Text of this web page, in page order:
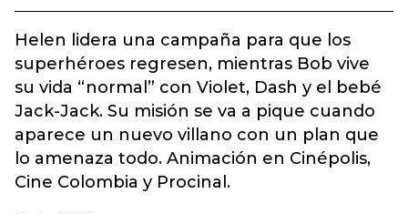
Helen lidera una campaña para que los
superhéroes regresen, mientras Bob vive
su vida “normal” con Violet, Dash y el bebé
Jack-Jack. Su misión se va a pique cuando
aparece un nuevo villano con un plan que
lo amenaza todo. Animación en Cinépolis,
Cine Colombia y Procinal.